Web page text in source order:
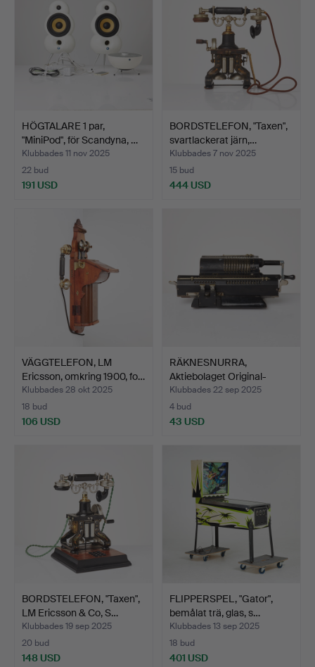
HÖGTALARE 1 par,
"MiniPod", för Scandyna, …
Klubbades 11 nov 2025
22 bud
191 USD
BORDSTELEFON, "Taxen",
svartlackerat järn,…
Klubbades 7 nov 2025
15 bud
444 USD
VÄGGTELEFON, LM
Ericsson, omkring 1900, fo…
Klubbades 28 okt 2025
18 bud
106 USD
RÄKNESNURRA,
Aktiebolaget Original-
Odhner,…
Klubbades 22 sep 2025
4 bud
43 USD
BORDSTELEFON, "Taxen",
LM Ericsson & Co, S…
Klubbades 19 sep 2025
20 bud
148 USD
FLIPPERSPEL, "Gator",
bemålat trä, glas, s…
Klubbades 13 sep 2025
18 bud
401 USD